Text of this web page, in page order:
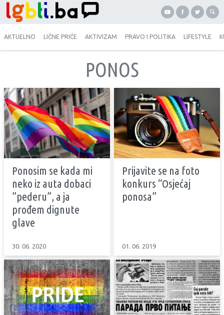
AKTUELNO LIČNE PRIČE AKTIVIZAM PRAVO I POLITIKA LIFESTYLE
PONOS
Ponosim se kada mi
neko iz auta dobaci
”pederu”, a ja
prođem dignute
glave
30. 06. 2020
Prijavite se na foto
konkurs “Osjećaj
ponosa”
01. 06. 2019